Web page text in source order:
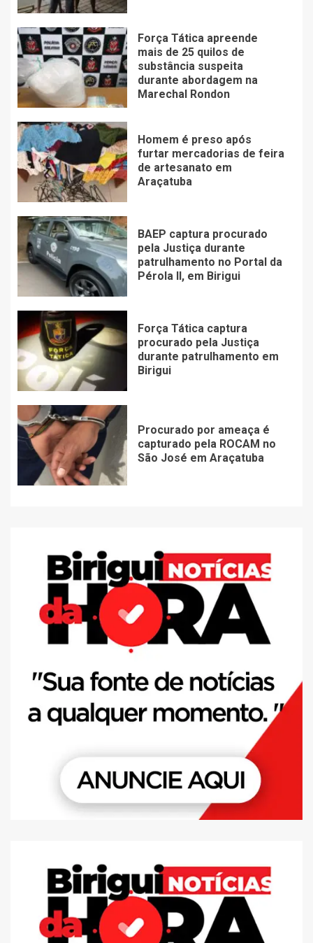
Força Tática apreende
mais de 25 quilos de
substância suspeita
durante abordagem na
Marechal Rondon
Homem é preso após
furtar mercadorias de feira
de artesanato em
Araçatuba
BAEP captura procurado
pela Justiça durante
patrulhamento no Portal da
Pérola ll, em Birigui
Força Tática captura
procurado pela Justiça
durante patrulhamento em
Birigui
Procurado por ameaça é
capturado pela ROCAM no
São José em Araçatuba